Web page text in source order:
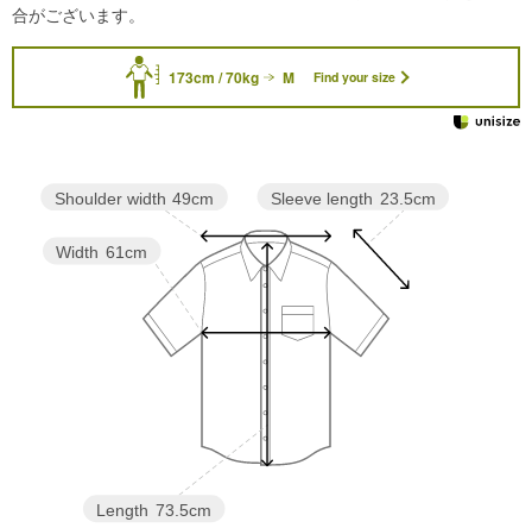
173cm / 70kg M Find your size
Sleeve length 23.5cm
Length 73.5cm
Width 61cm
Shoulder width 49cm
合がございます。